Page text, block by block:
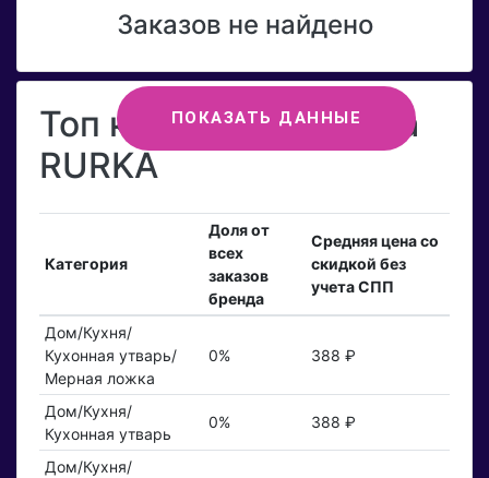
ПОКАЗАТЬ ДАННЫЕ
Заказов не найдено
Топ категорий бренда
RURKA
Категория
Доля от
всех
заказов
бренда
Средняя цена со
скидкой без
учета СПП
Дом/Кухня/
Кухонная утварь/
Мерная ложка
0% 388 ₽
Дом/Кухня/
Кухонная утварь
0% 388 ₽
Дом/Кухня/